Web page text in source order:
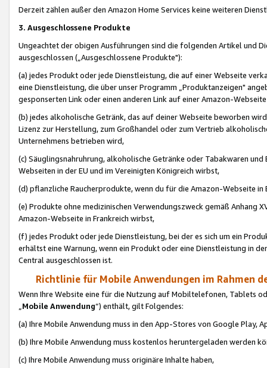
Derzeit zählen außer den Amazon Home Services keine weiteren
3. Ausgeschlossene Produkte
Ungeachtet der obigen Ausführungen sind die folgenden Artikel und
ausgeschlossen („Ausgeschlossene Produkte"):
(a) jedes Produkt oder jede Dienstleistung, die auf einer Webseite
eine Dienstleistung, die über unser Programm „Produktanzeigen"
gesponserten Link oder einen anderen Link auf einer Amazon-
(b) jedes alkoholische Getränk, das auf deiner Webseite beworben
Lizenz zur Herstellung, zum Großhandel oder zum Vertrieb
Unternehmens betrieben wird,
(c) Säuglingsnahruhrung, alkoholische Getränke oder Tabakwaren
Webseiten in der EU und im Vereinigten Königreich wirbst,
(d) pflanzliche Raucherprodukte, wenn du für die Amazon-Webseite in
(e) Produkte ohne medizinischen Verwendungszweck gemäß Anhang
Amazon-Webseite in Frankreich wirbst,
(f) jedes Produkt oder jede Dienstleistung, bei der es sich um ein
erhältst eine Warnung, wenn ein Produkt oder eine Dienstleistung in
Central ausgeschlossen ist.
Richtlinie für Mobile Anwendungen im Rahmen
Wenn Ihre Website eine für die Nutzung auf Mobiltelefonen, Tablets
„Mobile Anwendung“) enthält, gilt Folgendes:
(a) Ihre Mobile Anwendung muss in den App-Stores von Google Play,
(b) Ihre Mobile Anwendung muss kostenlos heruntergeladen werden
(c) Ihre Mobile Anwendung muss originäre Inhalte haben,